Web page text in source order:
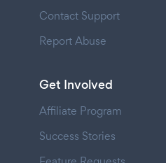
Contact Support
Report Abuse
Get Involved
Affiliate Program
Success Stories